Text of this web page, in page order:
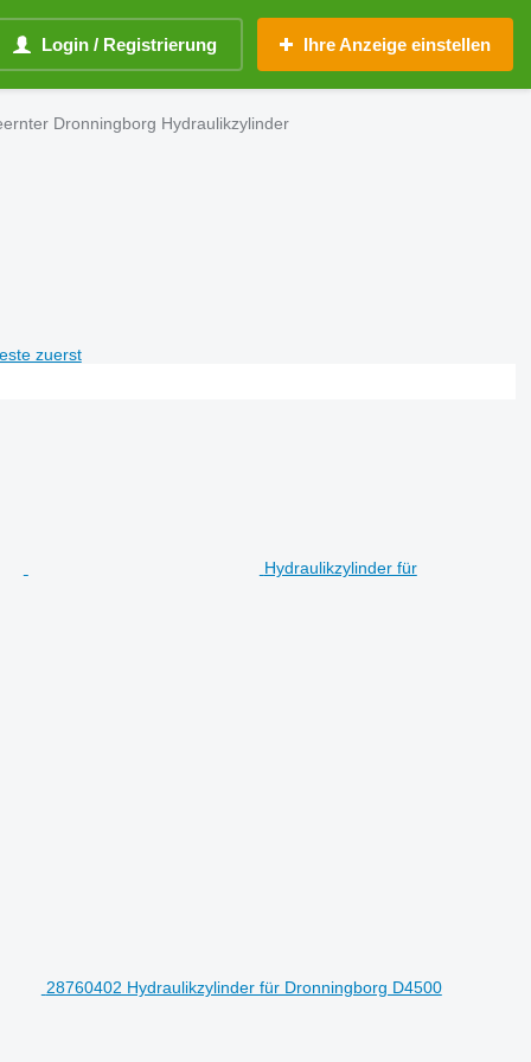
Login / Registrierung Ihre Anzeige einstellen
Dronningborg Hydraulikzylinder
zuerst
Hydraulikzylinder für
28760402 Hydraulikzylinder für Dronningborg D4500